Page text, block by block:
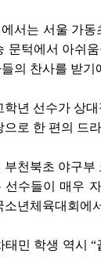
서는 서울 가동
문턱에서 아쉬
의 찬사를 받기
학년 선수가 상
으로 한 편의 드
부천북초 야구부
선수들이 매우
소년체육대회에
태민 학생 역시